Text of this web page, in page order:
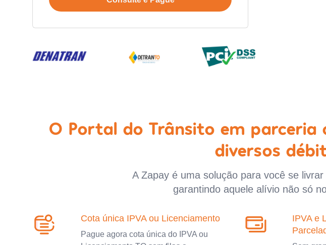
O Portal do Trânsito em
diversos
A Zapay é uma solução para você se
garantindo aquele alívio não só
Cota única IPVA ou Licenciamento
Pague agora cota única do IPVA ou
IPVA e